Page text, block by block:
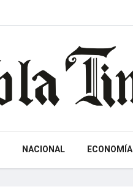
NACIONAL ECONOMÍA